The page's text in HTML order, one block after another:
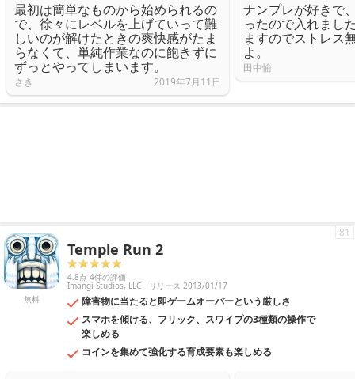
最初は簡単なものから始められるの
で、徐々にレベルを上げていって難
しいのが解けたときの爽快感がたま
らなくて、単純作業なのに飽きずに
ずっとやってしまいます。
さき 2019年7月11日
ナンプレが好きで
ったので入れまし
ますのでストレス
よ。
田中愉
無料
Temple Run 2
4.8点 4件の評価
Imangi Studios, LLC リリース 2013/01/17
障害物に当たると即ゲームオーバーという厳しさ
スマホを傾ける、フリック、スワイプの3種類の操作で
楽しめる
コインを集めて強化する育成要素も楽しめる
81